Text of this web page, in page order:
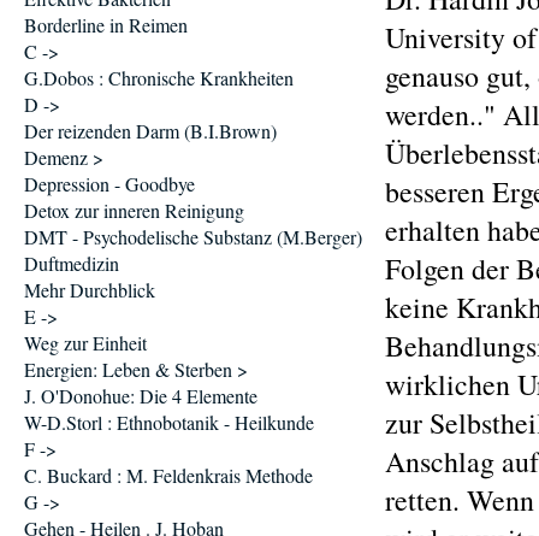
University
genauso
werden.."
besseren
erhalten
Folgen der
keine
wirklichen
zur
Anschlag
retten.
Borderline in Reimen
C ->
G.Dobos : Chronische Krankheiten
D ->
Der reizenden Darm (B.I.Brown)
Demenz >
Depression - Goodbye
Detox zur inneren Reinigung
DMT - Psychodelische Substanz (M.Berger)
Duftmedizin
Mehr Durchblick
E ->
Weg zur Einheit
Energien: Leben & Sterben >
J. O'Donohue: Die 4 Elemente
W-D.Storl : Ethnobotanik - Heilkunde
F ->
C. Buckard : M. Feldenkrais Methode
G ->
Gehen - Heilen . J. Hoban